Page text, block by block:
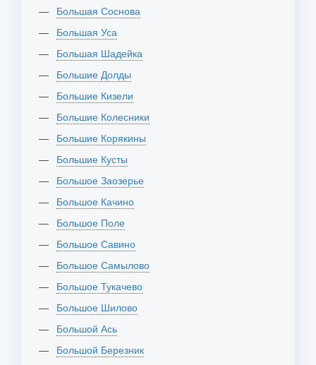
Большая Соснова
Большая Уса
Большая Шадейка
Большие Долды
Большие Кизели
Большие Колесники
Большие Корякины
Большие Кусты
Большое Заозерье
Большое Качино
Большое Поле
Большое Савино
Большое Самылово
Большое Тукачево
Большое Шилово
Большой Ась
Большой Березник